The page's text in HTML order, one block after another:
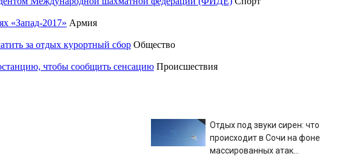
«Запад-2017» Армия
за отдых курортный сбор Общество
чтобы сообщить сенсацию Происшествия
Отдых под звуки сирен: что
происходит в Сочи на фоне
массированных атак